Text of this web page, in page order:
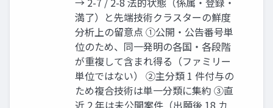
満了）と先端技術クラスターの鮮度
分析上の留意点 ①公開・公告番号単
位のため、同一発明の各国・各段階
が重複して含まれ得る（ファミリー
単位ではない） ②主分類 1 件付与の
ため複合技術は単一分類に集約 ③直
近 2 年は未公開案件（出願後 18 カ